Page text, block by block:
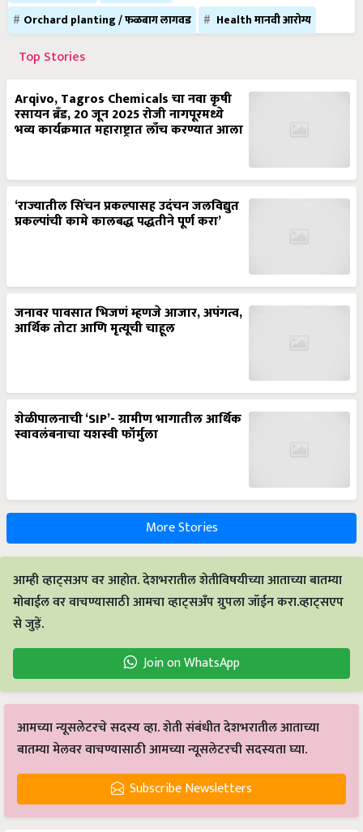
Orchard planting / फळबाग लागवड
Health मानवी आरोग्य
Top Stories
Arqivo, Tagros Chemicals चा नवा कृषी
रसायन ब्रँड, 20 जून 2025 रोजी नागपूरमध्ये
भव्य कार्यक्रमात महाराष्ट्रात लाँच करण्यात आला
‘राज्यातील सिंचन प्रकल्पासह उदंचन जलविद्युत
प्रकल्पांची कामे कालबद्ध पद्धतीने पूर्ण करा’
जनावर पावसात भिजणं म्हणजे आजार, अपंगत्व,
आर्थिक तोटा आणि मृत्यूची चाहूल
शेळीपालनाची ‘SIP’- ग्रामीण भागातील आर्थिक
स्वावलंबनाचा यशस्वी फॉर्मुला
More Stories
आम्ही व्हाट्सअप वर आहोत. देशभरातील शेतीविषयीच्या आताच्या बातम्या
मोबाईल वर वाचण्यासाठी आमचा व्हाट्सअँप ग्रुपला जॉईन करा.व्हाट्सएप
से जुड़ें.
Join on WhatsApp
आमच्या न्यूसलेटरचे सदस्य व्हा. शेती संबंधीत देशभरातील आताच्या
बातम्या मेलवर वाचण्यासाठी आमच्या न्यूसलेटरची सदस्यता घ्या.
Subscribe Newsletters